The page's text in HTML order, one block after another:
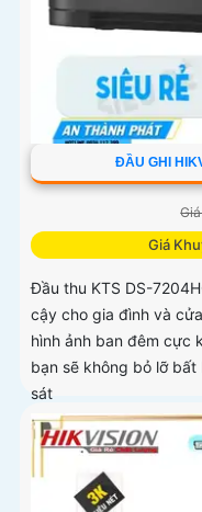
ĐẦU GHI
Giá
Đầu thu KTS DS-
cậy cho gia đình và
hình ảnh ban đêm cực
bạn sẽ không bỏ lỡ
sát